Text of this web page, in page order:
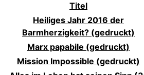
Titel
Heiliges Jahr 2016 der
Barmherzigkeit? (gedruckt)
Marx papabile (gedruckt)
Mission Impossible (gedruckt)